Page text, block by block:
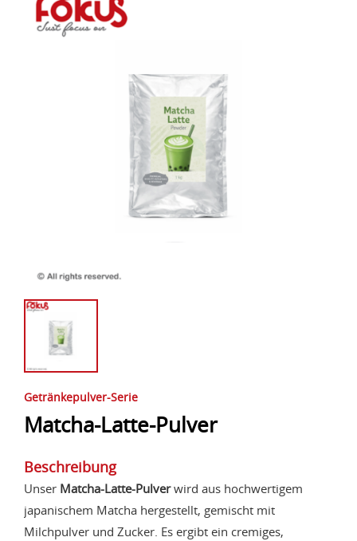
Getränkepulver-Serie
Matcha-Latte-Pulver
Beschreibung
Unser Matcha-Latte-Pulverwird aus hochwertigem
japanischem Matcha hergestellt, gemischt mit
Milchpulver und Zucker. Es ergibt ein cremiges,